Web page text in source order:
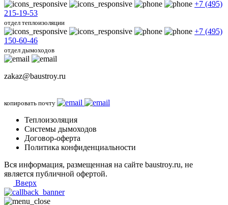
+7 (495)
215-19-53
отдел теплоизоляции
+7 (495)
150-60-46
отдел дымоходов
zakaz@baustroy.ru
копировать почту
Теплоизоляция
Системы дымоходов
Договор-оферта
Политика конфиденциальности
Вся информация, размещенная на сайте baustroy.ru, не
является публичной офертой.
Вверх